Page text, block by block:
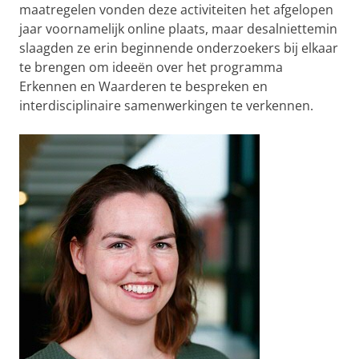
maatregelen vonden deze activiteiten het afgelopen
jaar voornamelijk online plaats, maar desalniettemin
slaagden ze erin beginnende onderzoekers bij elkaar
te brengen om ideeën over het programma
Erkennen en Waarderen te bespreken en
interdisciplinaire samenwerkingen te verkennen.